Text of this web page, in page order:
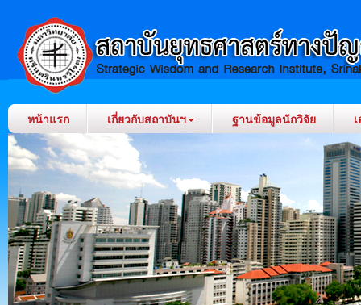
หน้าแรก เกี่ยวกับสถาบันฯ ฐานข้อมูลนักวิจัย